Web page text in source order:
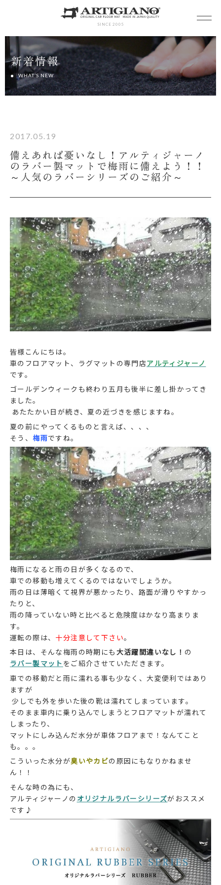
SINCE 2005
新着情報
WHAT’S NEW
2017.05.19
備えあれば憂いなし！アルティジャーノ
のラバー製マットで梅雨に備えよう！！
～人気のラバーシリーズのご紹介～
皆様こんにちは。
車のフロアマット、ラグマットの専門店アルティジャーノ
です。
ゴールデンウィークも終わり五月も後半に差し掛かってき
ました。
あたたかい日が続き、夏の近づきを感じますね。
夏の前にやってくるものと言えば、、、、
そう、梅雨ですね。
梅雨になると雨の日が多くなるので、
車での移動も増えてくるのではないでしょうか。
雨の日は薄暗くて視界が悪かったり、路面が滑りやすかっ
たりと、
雨の降っていない時と比べると危険度はかなり高まりま
す。
運転の際は、 十分注意して下さい。
本日は、そんな梅雨の時期にも 大活躍間違いなし！ の
ラバー製マット をご紹介させていただきます。
車での移動だと雨に濡れる事も少なく、大変便利ではあり
ますが
少しでも外を歩いた後の靴は濡れてしまっています。
そのまま車内に乗り込んでしまうとフロアマットが濡れて
しまったり、
マットにしみ込んだ水分が車体フロアまで！なんてこと
も。。。
こういった水分が臭いやカビの原因にもなりかねませ
ん！！
そんな時の為にも、
アルティジャーノの オリジナルラバーシリーズがおススメ
です♪